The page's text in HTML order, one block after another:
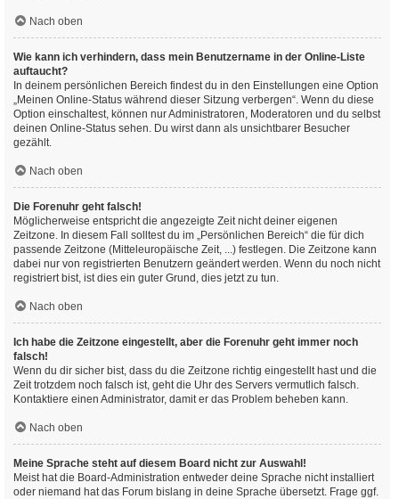
Nach oben
Wie kann ich verhindern, dass mein Benutzername in der Online-Liste
auftaucht?
In deinem persönlichen Bereich findest du in den Einstellungen eine Option
„Meinen Online-Status während dieser Sitzung verbergen“. Wenn du diese
Option einschaltest, können nur Administratoren, Moderatoren und du selbst
deinen Online-Status sehen. Du wirst dann als unsichtbarer Besucher
gezählt.
Nach oben
Die Forenuhr geht falsch!
Möglicherweise entspricht die angezeigte Zeit nicht deiner eigenen
Zeitzone. In diesem Fall solltest du im „Persönlichen Bereich“ die für dich
passende Zeitzone (Mitteleuropäische Zeit, ...) festlegen. Die Zeitzone kann
dabei nur von registrierten Benutzern geändert werden. Wenn du noch nicht
registriert bist, ist dies ein guter Grund, dies jetzt zu tun.
Nach oben
Ich habe die Zeitzone eingestellt, aber die Forenuhr geht immer noch
falsch!
Wenn du dir sicher bist, dass du die Zeitzone richtig eingestellt hast und die
Zeit trotzdem noch falsch ist, geht die Uhr des Servers vermutlich falsch.
Kontaktiere einen Administrator, damit er das Problem beheben kann.
Nach oben
Meine Sprache steht auf diesem Board nicht zur Auswahl!
Meist hat die Board-Administration entweder deine Sprache nicht installiert
oder niemand hat das Forum bislang in deine Sprache übersetzt. Frage ggf.